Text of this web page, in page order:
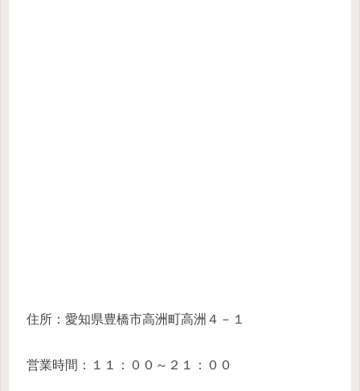
住所：愛知県豊橋市高洲町高洲４－１
営業時間：１１：００～２１：００